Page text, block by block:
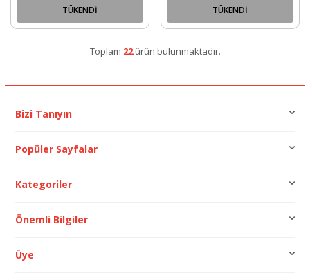
TÜKENDİ TÜKENDİ
Toplam 22ürün bulunmaktadır.
Bizi Tanıyın
Popüler Sayfalar
Kategoriler
Önemli Bilgiler
Üye